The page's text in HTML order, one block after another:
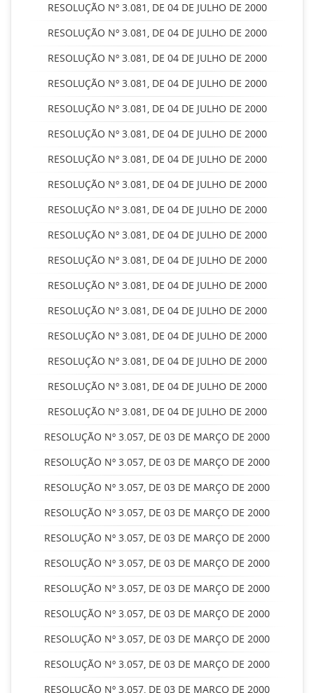
RESOLUÇÃO Nº 3.081, DE 04 DE JULHO DE 2000
RESOLUÇÃO Nº 3.081, DE 04 DE JULHO DE 2000
RESOLUÇÃO Nº 3.081, DE 04 DE JULHO DE 2000
RESOLUÇÃO Nº 3.081, DE 04 DE JULHO DE 2000
RESOLUÇÃO Nº 3.081, DE 04 DE JULHO DE 2000
RESOLUÇÃO Nº 3.081, DE 04 DE JULHO DE 2000
RESOLUÇÃO Nº 3.081, DE 04 DE JULHO DE 2000
RESOLUÇÃO Nº 3.081, DE 04 DE JULHO DE 2000
RESOLUÇÃO Nº 3.081, DE 04 DE JULHO DE 2000
RESOLUÇÃO Nº 3.081, DE 04 DE JULHO DE 2000
RESOLUÇÃO Nº 3.081, DE 04 DE JULHO DE 2000
RESOLUÇÃO Nº 3.081, DE 04 DE JULHO DE 2000
RESOLUÇÃO Nº 3.081, DE 04 DE JULHO DE 2000
RESOLUÇÃO Nº 3.081, DE 04 DE JULHO DE 2000
RESOLUÇÃO Nº 3.081, DE 04 DE JULHO DE 2000
RESOLUÇÃO Nº 3.081, DE 04 DE JULHO DE 2000
RESOLUÇÃO Nº 3.081, DE 04 DE JULHO DE 2000
RESOLUÇÃO Nº 3.057, DE 03 DE MARÇO DE 2000
RESOLUÇÃO Nº 3.057, DE 03 DE MARÇO DE 2000
RESOLUÇÃO Nº 3.057, DE 03 DE MARÇO DE 2000
RESOLUÇÃO Nº 3.057, DE 03 DE MARÇO DE 2000
RESOLUÇÃO Nº 3.057, DE 03 DE MARÇO DE 2000
RESOLUÇÃO Nº 3.057, DE 03 DE MARÇO DE 2000
RESOLUÇÃO Nº 3.057, DE 03 DE MARÇO DE 2000
RESOLUÇÃO Nº 3.057, DE 03 DE MARÇO DE 2000
RESOLUÇÃO Nº 3.057, DE 03 DE MARÇO DE 2000
RESOLUÇÃO Nº 3.057, DE 03 DE MARÇO DE 2000
RESOLUÇÃO Nº 3.057, DE 03 DE MARÇO DE 2000